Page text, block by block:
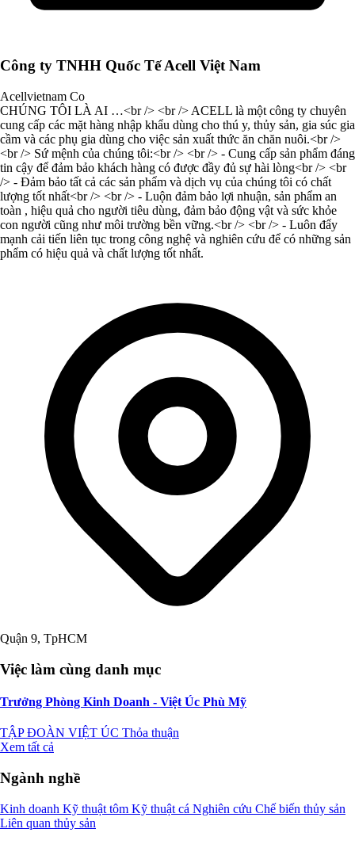
Công ty TNHH Quốc Tế Acell Việt Nam
Acellvietnam Co
CHÚNG TÔI LÀ AI …<br /> <br /> ACELL là một công ty chuyên
cung cấp các mặt hàng nhập khẩu dùng cho thú y, thủy sản, gia súc gia
cầm và các phụ gia dùng cho việc sản xuất thức ăn chăn nuôi.<br />
<br /> Sứ mệnh của chúng tôi:<br /> <br /> - Cung cấp sản phẩm đáng
tin cậy để đảm bảo khách hàng có được đầy đủ sự hài lòng<br /> <br
/> - Đảm bảo tất cả các sản phẩm và dịch vụ của chúng tôi có chất
lượng tốt nhất<br /> <br /> - Luộn đảm bảo lợi nhuận, sản phẩm an
toàn , hiệu quả cho người tiêu dùng, đảm bảo động vật và sức khỏe
con người cũng như môi trường bền vững.<br /> <br /> - Luôn đẩy
mạnh cải tiến liên tục trong công nghệ và nghiên cứu để có những sản
phẩm có hiệu quả và chất lượng tốt nhất.
Quận 9, TpHCM
Việc làm cùng danh mục
Trưởng Phòng Kinh Doanh - Việt Úc Phù Mỹ
TẬP ĐOÀN VIỆT ÚC Thỏa thuận
Xem tất cả
Ngành nghề
Kinh doanh Kỹ thuật tôm Kỹ thuật cá Nghiên cứu Chế biến thủy sản
Liên quan thủy sản